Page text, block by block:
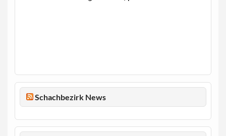
Schachbezirk News